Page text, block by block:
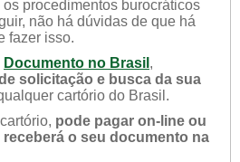
procedimentos burocráticos
não há dúvidas de que há
fazer isso.
Documento no Brasil ,
solicitação e busca da sua
cartório do Brasil.
pode pagar on-line ou
o seu documento na